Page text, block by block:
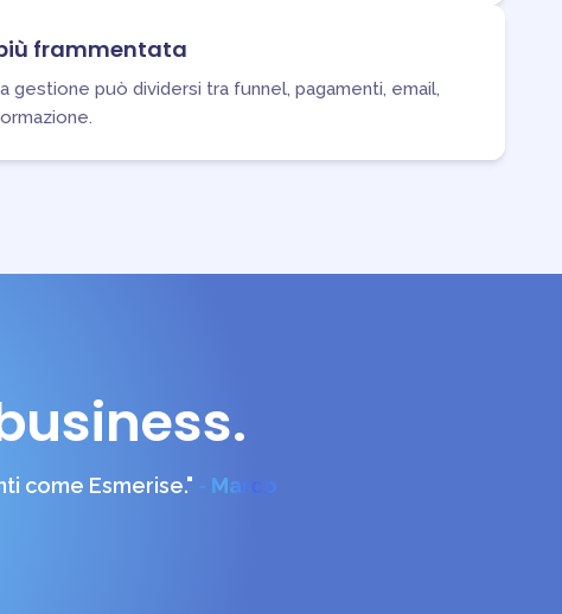
frammentata
gestione può dividersi tra funnel, pagamenti, email,
come Esmerise." - Marco